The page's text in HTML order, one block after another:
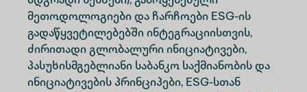
მეთოდოლოგიები და ჩარჩოები ESG-ის
გადაწყვეტილებებში ინტეგრაციისთვის,
ძირითადი გლობალური ინიციატივები,
პასუხისმგებლიანი საბანკო საქმიანობის და
ინიციატივების პრინციპები, ESG-სთან